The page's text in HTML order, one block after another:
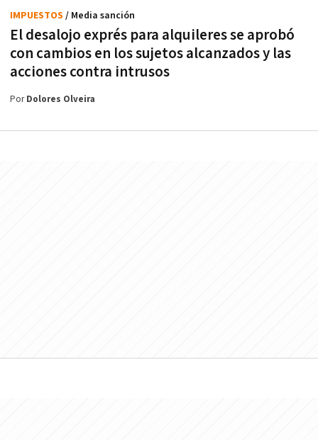
El desalojo exprés para alquileres se aprobó
con cambios en los sujetos alcanzados y las
acciones contra intrusos
IMPUESTOS / Media sanción
PorDolores Olveira